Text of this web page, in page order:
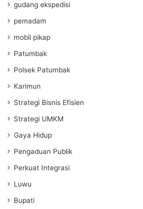
gudang ekspedisi
pemadam
mobil pikap
Patumbak
Polsek Patumbak
Karimun
Strategi Bisnis Efisien
Strategi UMKM
Gaya Hidup
Pengaduan Publik
Perkuat Integrasi
Luwu
Bupati